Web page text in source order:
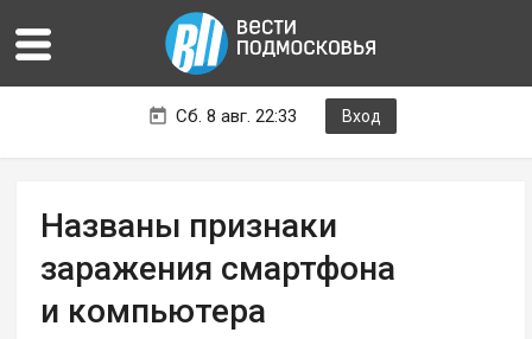
Сб. 8 авг. 22:33 Вход
Названы признаки
заражения смартфона
и компьютера